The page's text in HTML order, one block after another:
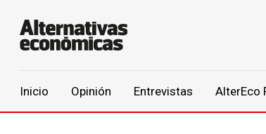
Inicio Opinión Entrevistas AlterEco